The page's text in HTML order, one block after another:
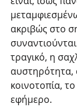
ακριβώς στο
τραγικό, η
αυστηρότητα,
κοινοτοπία,
εφήμερο.